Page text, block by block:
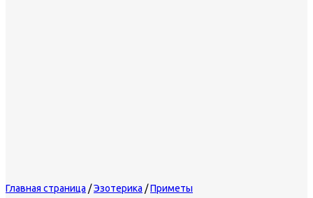
Главная страница /Эзотерика /Приметы